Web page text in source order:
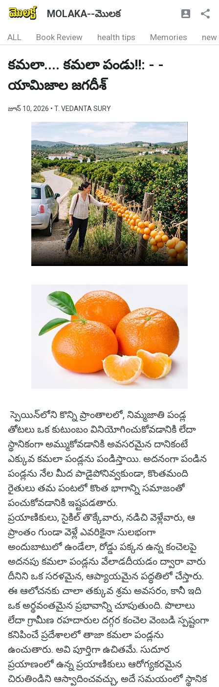
MOLAKA--మొలక
ALL Book Review health tips Memories new
కమలా.... కమలా పండు!!: - -
యామిజాల జగదీశ్
జూన్ 10, 2026 • T. VEDANTA SURY
స్పెయిన్‌లోని కొన్ని ప్రాంతాలలో, నిమ్మజాతి పండ్ల
తోటలు ఒక కుటుంబం వినియోగించుకోవడానికి లేదా
స్థానికంగా అమ్ముకోవడానికి అవసరమైన దానికంటే
ఎక్కువ కమలా పండ్లను పండిస్తాయి. అదనంగా పండిన
పండ్లను నేల మీద పాడైపోనివ్వకుండా, కొంతమంది
రైతులు తమ పంటలో కొంత భాగాన్ని సమాజంతో
పంచుకోవడానికి ఇష్టపడతారు.
ప్రయాణికులు, సైకిల్ తొక్కేవారు, నడిచి వెళ్లేవారు, ఆ
ప్రాంతం గుండా వెళ్లే ఎవరికైనా సులభంగా
అందుబాటులో ఉండేలా, రోడ్డు పక్కన ఉన్న కంచెలపై
అదనపు కమలా పండ్లను వేలాడదీయడం ద్వారా వారు
దీనిని ఒక సరళమైన, ఆప్యాయమైన పద్ధతిలో చేస్తారు.
ఈ ఆలోచనకు చాలా తక్కువ శ్రమ అవసరం, కానీ ఇది
ఒక అర్థవంతమైన ప్రభావాన్ని చూపుతుంది. పొలాలు
లేదా గ్రామీణ రహదారుల దగ్గర కంచెల వెంబడి స్పష్టంగా
కనిపించే ప్రదేశాలలో తాజా కమలా పండ్లను
ఉంచుతారు. అవి పూర్తిగా ఉచితమే. సుదూర
ప్రయాణంలో ఉన్న ప్రయాణికులు ఆరోగ్యకరమైన
చిరుతిండిని ఆస్వాదించవచ్చు, అదే సమయంలో స్థానిక